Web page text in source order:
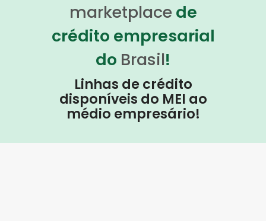
marketplace de
crédito empresarial
do Brasil!
Linhas de crédito
disponíveis do MEI ao
médio empresário!